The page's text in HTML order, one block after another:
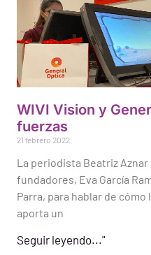
WIVI Vision y
fuerzas
21 febrero 2022
La periodista Beatriz
fundadores, Eva García
Parra, para hablar de cómo
aporta un
Seguir leyendo..."